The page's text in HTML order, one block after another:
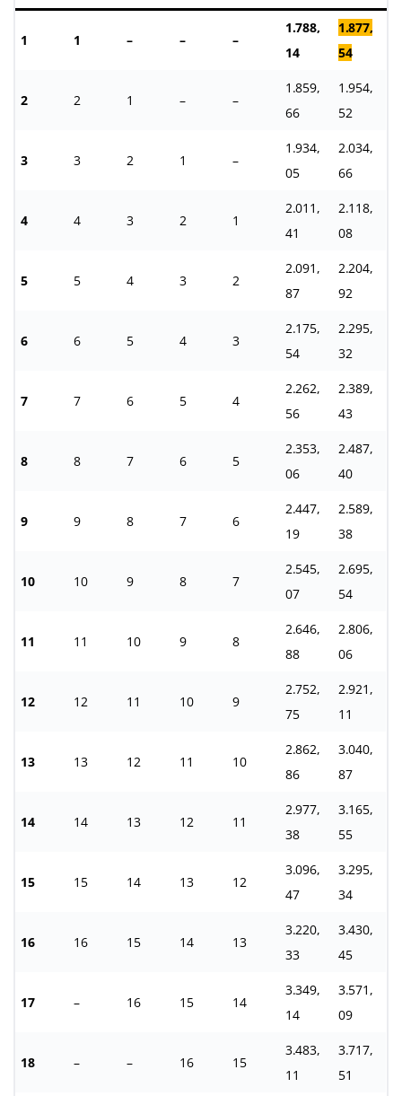
1 1 – – –
1.788,
14
1.877,
54
2 2 1 – –
1.859,
66
1.954,
52
3 3 2 1 –
1.934,
05
2.034,
66
4 4 3 2 1
2.011,
41
2.118,
08
5 5 4 3 2
2.091,
87
2.204,
92
6 6 5 4 3
2.175,
54
2.295,
32
7 7 6 5 4
2.262,
56
2.389,
43
8 8 7 6 5
2.353,
06
2.487,
40
9 9 8 7 6
2.447,
19
2.589,
38
10 10 9 8 7
2.545,
07
2.695,
54
11 11 10 9 8
2.646,
88
2.806,
06
12 12 11 10 9
2.752,
75
2.921,
11
13 13 12 11 10
2.862,
86
3.040,
87
14 14 13 12 11
2.977,
38
3.165,
55
15 15 14 13 12
3.096,
47
3.295,
34
16 16 15 14 13
3.220,
33
3.430,
45
17 – 16 15 14
3.349,
14
3.571,
09
18 – – 16 15
3.483,
11
3.717,
51